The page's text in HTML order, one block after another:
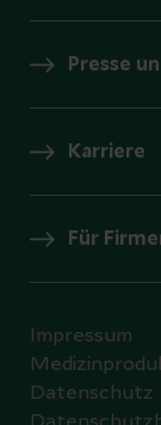
Presse
Karriere
Für
Impressum
Datenschutz